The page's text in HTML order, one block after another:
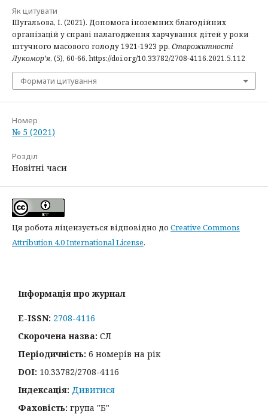
Як цитувати
Шугальова, І. (2021). Допомога іноземних благодійних
організацій у справі налагодження харчування дітей у роки
штучного масового голоду 1921-1923 рр. Старожитності
Лукомор’я, (5), 60-66. https://doi.org/10.33782/2708-4116.2021.5.112
Формати цитування
Номер
№ 5 (2021)
Розділ
Новітні часи
Ця робота ліцензується відповідно до Creative Commons
Attribution 4.0 International License.
Інформація про журнал
E-ISSN: 2708-4116
Скорочена назва: СЛ
Періодичність: 6 номерів на рік
DOI: 10.33782/2708-4116
Індексація: Дивитися
Фаховість: група "Б"